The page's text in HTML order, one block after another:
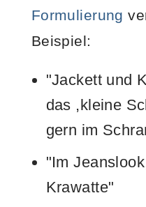
Formulierung
Beispiel:
"Jackett und
das ,kleine
gern im
"Im
Krawatte"